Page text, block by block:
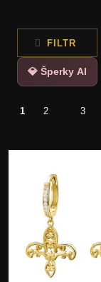
FILTR
💎 Šperky AI
1 2 3